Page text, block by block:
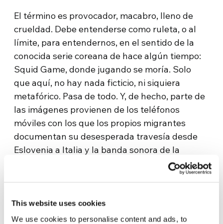
This website uses cookies
We use cookies to personalise content and ads, to
El término es provocador, macabro, lleno de
crueldad. Debe entenderse como ruleta, o al
límite, para entendernos, en el sentido de la
conocida serie coreana de hace algún tiempo:
Squid Game, donde jugando se moría. Solo
que aquí, no hay nada ficticio, ni siquiera
metafórico. Pasa de todo. Y, de hecho, parte de
las imágenes provienen de los teléfonos
móviles con los que los propios migrantes
documentan su desesperada travesía desde
Eslovenia a Italia y la banda sonora de la
historia incluye las canciones y la música de su
cultura, la que se escucha durante el trayecto:
más sencillo alcanzar la empatía que ahuyenta
los números crudos, fríos, y hace sentir